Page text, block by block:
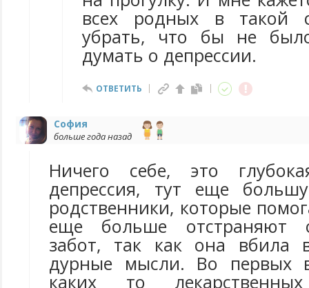
всех родных в такой
убрать, что бы не
думать о депрессии.
ОТВЕТИТЬ
София
больше года назад
Ничего себе, это
депрессия, тут еще
родственники, которые
еще больше отстраняют
забот, так как она вбила
дурные мысли. Во первых
каких то